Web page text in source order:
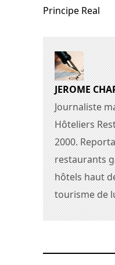
Principe Real
JEROME
Journaliste
Hôteliers
2000.
restaurants
hôtels haut
tourisme de